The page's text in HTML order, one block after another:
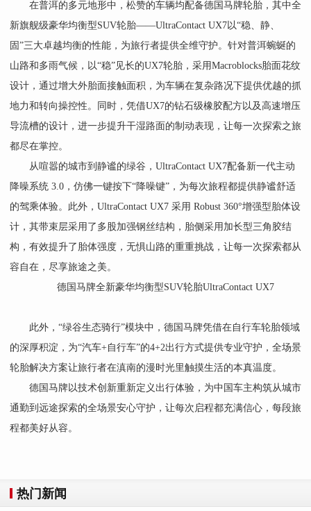
在普洱的多元地形中，松赞的车辆均配备德国马牌轮胎，其中全
新旗舰级豪华均衡型SUV轮胎——UltraContact UX7以“稳、静、
固”三大卓越均衡的性能，为旅行者提供全维守护。针对普洱蜿蜒的
山路和多雨气候，以“稳”见长的UX7轮胎，采用Macroblocks胎面花纹
设计，通过增大外胎面接触面积，为车辆在复杂路况下提供优越的抓
地力和转向操控性。同时，凭借UX7的钻石级橡胶配方以及高速增压
导流槽的设计，进一步提升干湿路面的制动表现，让每一次探索之旅
都尽在掌控。
从喧嚣的城市到静谧的绿谷，UltraContact UX7配备新一代主动
降噪系统 3.0，仿佛一键按下“降噪键”，为每次旅程都提供静谧舒适
的驾乘体验。此外，UltraContact UX7 采用 Robust 360°增强型胎体设
计，其带束层采用了多股加强钢丝结构，胎侧采用加长型三角胶结
构，有效提升了胎体强度，无惧山路的重重挑战，让每一次探索都从
容自在，尽享旅途之美。
德国马牌全新豪华均衡型SUV轮胎UltraContact UX7
此外，“绿谷生态骑行”模块中，德国马牌凭借在自行车轮胎领域
的深厚积淀，为“汽车+自行车”的4+2出行方式提供专业守护，全场景
轮胎解决方案让旅行者在滇南的漫时光里触摸生活的本真温度。
德国马牌以技术创新重新定义出行体验，为中国车主构筑从城市
通勤到远途探索的全场景安心守护，让每次启程都充满信心，每段旅
程都美好从容。
热门新闻